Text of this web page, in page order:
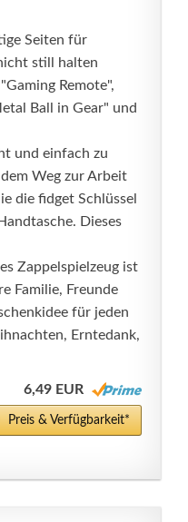
Seiten für
still halten
Remote",
Ball in Gear" und
und einfach zu
Weg zur Arbeit
die fidget Schlüssel
Dieses
Zappelspielzeug ist
Familie, Freunde
für jeden
Erntedank,
6,49 EUR
Preis & Verfügbarkeit*